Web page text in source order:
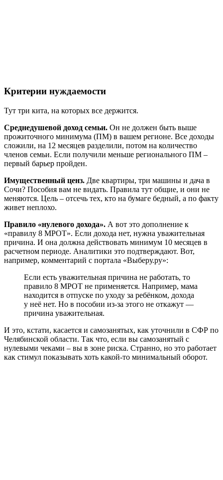
Критерии нуждаемости
Тут три кита, на которых все держится.
Среднедушевой доход семьи. Он не должен быть выше
прожиточного минимума (ПМ) в вашем регионе. Все доходы
сложили, на 12 месяцев разделили, потом на количество
членов семьи. Если получили меньше регионального ПМ –
первый барьер пройден.
Имущественный ценз. Две квартиры, три машины и дача в
Сочи? Пособия вам не видать. Правила тут общие, и они не
меняются. Цель – отсечь тех, кто на бумаге бедный, а по факту
живет неплохо.
Правило «нулевого дохода». А вот это дополнение к
«правилу 8 МРОТ». Если дохода нет, нужна уважительная
причина. И она должна действовать минимум 10 месяцев в
расчетном периоде. Аналитики это подтверждают. Вот,
например, комментарий с портала «Выберу.ру»:
Если есть уважительная причина не работать, то
правило 8 МРОТ не применяется. Например, мама
находится в отпуске по уходу за ребёнком, дохода
у неё нет. Но в пособии из-за этого не откажут —
причина уважительная.
И это, кстати, касается и самозанятых, как уточнили в СФР по
Челябинской области. Так что, если вы самозанятый с
нулевыми чеками – вы в зоне риска. Странно, но это работает
как стимул показывать хоть какой-то минимальный оборот.